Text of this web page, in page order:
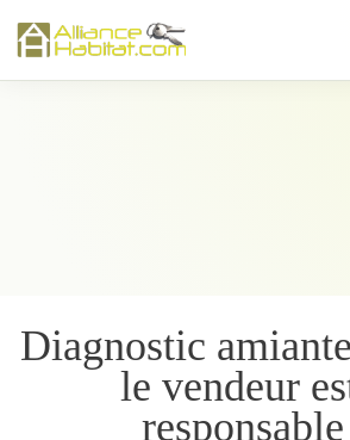
Diagnostic
le vendeur